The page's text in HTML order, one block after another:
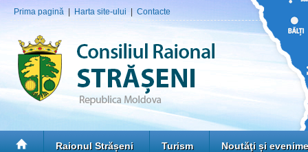
Prima pagină Harta site-ului Contacte
Raionul Strășeni Turism Noutăţi și